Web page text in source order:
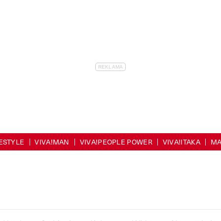
VIVA!MAN VIVA!PEOPLE POWER VIVA!ITAKA